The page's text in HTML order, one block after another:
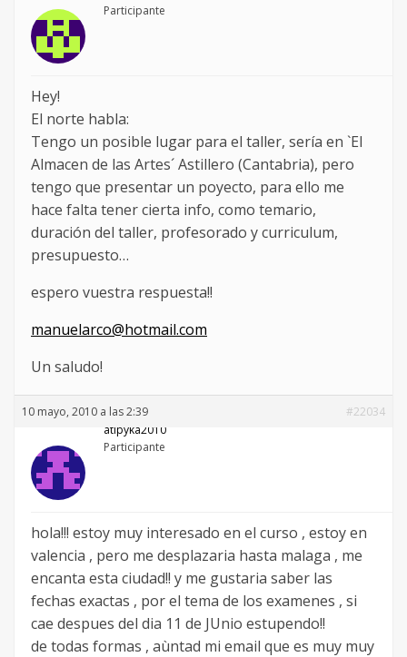
Participante
Hey!
El norte habla:
Tengo un posible lugar para el taller, sería en `El
Almacen de las Artes´ Astillero (Cantabria), pero
tengo que presentar un poyecto, para ello me
hace falta tener cierta info, como temario,
duración del taller, profesorado y curriculum,
presupuesto…
espero vuestra respuesta!!
manuelarco@hotmail.com
Un saludo!
10 mayo, 2010 a las 2:39
#22034
atipyka2010
Participante
hola!!! estoy muy interesado en el curso , estoy en
valencia , pero me desplazaria hasta malaga , me
encanta esta ciudad!! y me gustaria saber las
fechas exactas , por el tema de los examenes , si
cae despues del dia 11 de JUnio estupendo!!
de todas formas , aùntad mi email que es muy muy